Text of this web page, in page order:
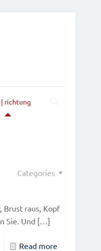
richtung
Categories
Brust raus, Kopf
Sie. Und […]
Read more